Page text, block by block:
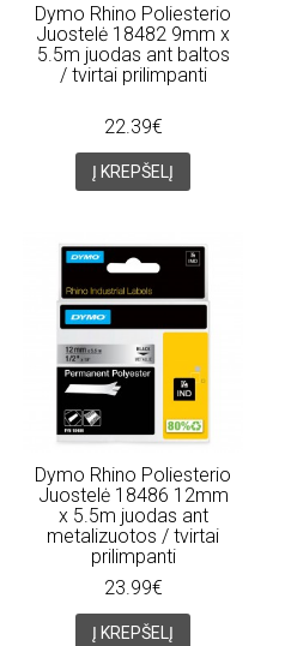
Dymo Rhino Poliesterio
Juostelė 18482 9mm x
5.5m juodas ant baltos
/ tvirtai prilimpanti
22.39€
Į KREPŠELĮ
Dymo Rhino Poliesterio
Juostelė 18486 12mm
x 5.5m juodas ant
metalizuotos / tvirtai
prilimpanti
23.99€
Į KREPŠELĮ